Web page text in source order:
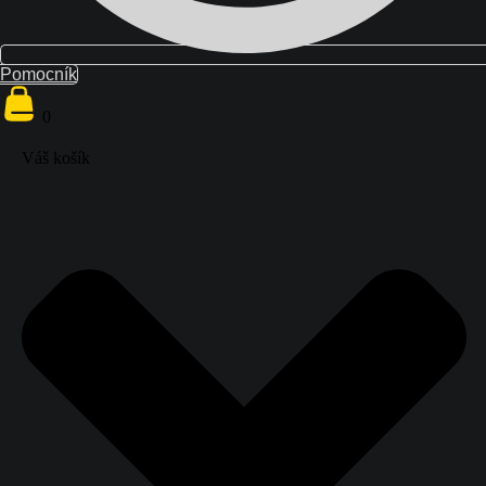
Pomocník
0
Váš košík
Blog
O nás
Kontakt
{{ search
}}
Váš košík